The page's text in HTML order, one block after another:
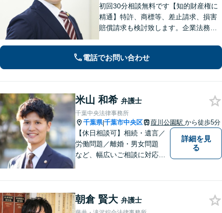
初回30分相談無料です【知的財産権に
精通】特許、商標等、差止請求、損害
賠償請求も検討致します。企業法務・
な事案でも全力で対応します。千葉県
内に限らず、関東エリア内であれば出
張可
電話でお問い合わせ
米山 和希 弁護士
千葉中央法律事務所
千葉県|千葉市中央区 葭川公園駅 から徒歩5分
【休日相談可】相続・遺言／
労働問題／離婚・男女問題
など、幅広いご相談に対応。
な内容の紛争も、事務所一丸
となり解決までサポート【葭
詳細を見
る
朝倉 賢大 弁護士